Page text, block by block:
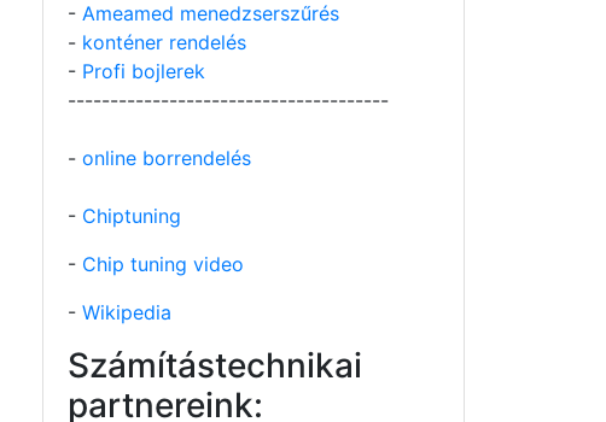
- Ameamed menedzserszűrés
- konténer rendelés
- Profi bojlerek
--------------------------------------
- online borrendelés
- Chiptuning
- Chip tuning video
- Wikipedia
Számítástechnikai
partnereink: